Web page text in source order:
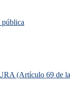
pública
(Artículo 69 de la